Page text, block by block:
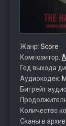
Жанр: Score
Композитор:
Год выхода
Аудиокодек:
Битрейт
Количество
Сканы в